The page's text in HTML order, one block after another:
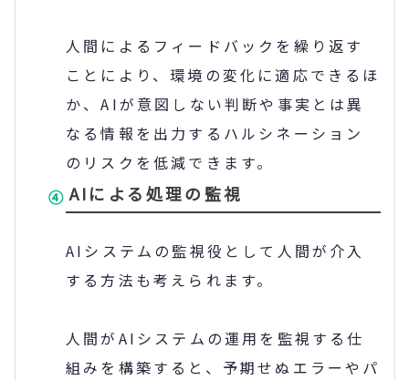
人間によるフィードバックを繰り返す
ことにより、環境の変化に適応できるほ
か、AIが意図しない判断や事実とは異
なる情報を出力するハルシネーション
のリスクを低減できます。
AIによる処理の監視
AIシステムの監視役として人間が介入
する方法も考えられます。
人間がAIシステムの運用を監視する仕
組みを構築すると、予期せぬエラーやパ